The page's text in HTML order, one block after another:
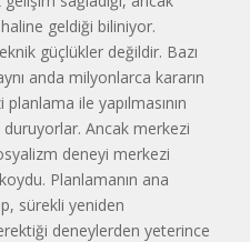
geldiği biliniyor.
güçlükler değildir. Bazı
anda milyonlarca kararın
planlama ile yapılmasının
duruyorlar. Ancak merkezi
deneyi merkezi
Planlamanın ana
sürekli yeniden
deneylerden yeterince